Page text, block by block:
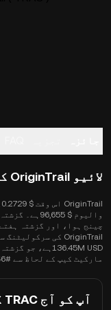
لائیو OriginTrail کا خلاصہ
مارکیٹ کیپ کے لحاظ سے #146 نمبر پر ہے۔
آپ کو آج TRAC کے بارے میں کیسا لگتا ہے؟